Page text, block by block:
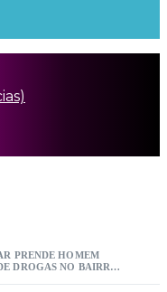
PRENDE HOMEM
DROGAS NO BAIRRO